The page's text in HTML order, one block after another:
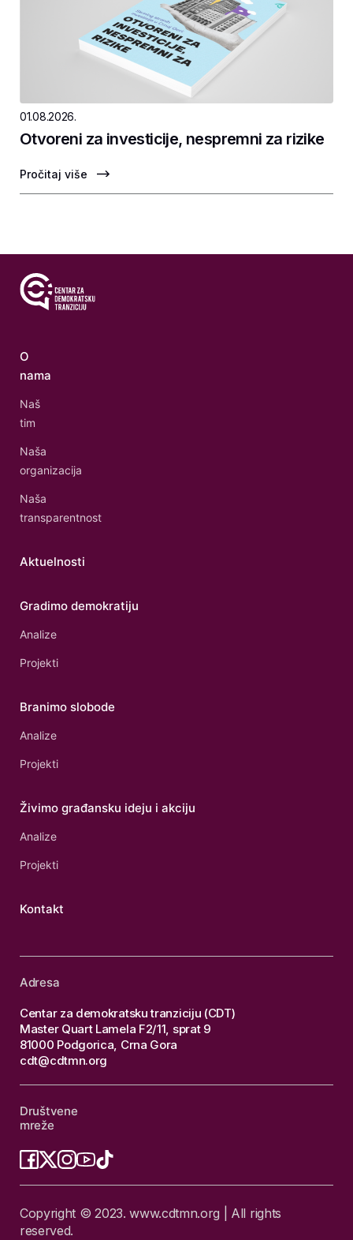
01.08.2026.
Otvoreni za investicije, nespremni za rizike
Pročitaj više
O
nama
Naš
tim
Naša
organizacija
Naša
transparentnost
Aktuelnosti
Gradimo demokratiju
Analize
Projekti
Branimo slobode
Analize
Projekti
Živimo građansku ideju i akciju
Analize
Projekti
Kontakt
Adresa
Centar za demokratsku tranziciju (CDT)
Master Quart Lamela F2/11, sprat 9
81000 Podgorica, Crna Gora
cdt@cdtmn.org
Društvene
mreže
Copyright © 2023. www.cdtmn.org | All rights
reserved.